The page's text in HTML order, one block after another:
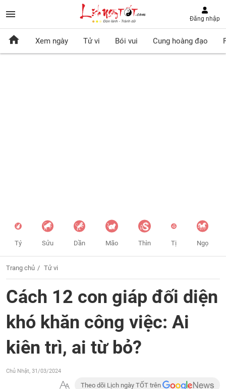
Đăng nhập
Xem ngày Tử vi Bói vui Cung hoàng đạo
Tý Sửu Dần Mão Thìn Tị Ngọ
Trang chủ Tử vi
Cách 12 con giáp đối diện
khó khăn công việc: Ai
kiên trì, ai từ bỏ?
Chủ Nhật, 31/03/2024
Theo dõi Lịch ngày TỐT trên